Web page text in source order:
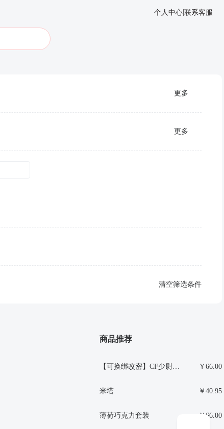
个人中心 联系客服
更多
更多
清空筛选条件
商品推荐
【可换绑改密】CF少尉排位号 ￥66.00
米塔 ￥40.95
薄荷巧克力套装 ￥66.00